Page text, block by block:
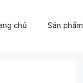
chủ Sản phẩm